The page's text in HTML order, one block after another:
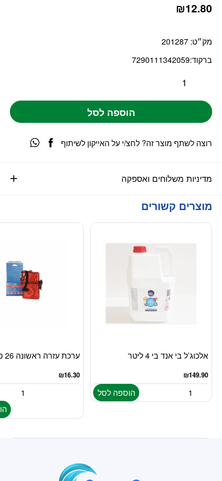
₪12.80
מק״ט: 201287
ברקוד:7290111342059
הוספה לסל
מדיניות משלוחים ואספקה
רוצה לשתף מוצר זה? לחצ/י על האייקון לשיתוף
מוצרים קשורים
אלכוג’ל בי אנד בי 4 ליטר
₪149.90
הוספה לסל
ערכת עזרה ראשונה 26 פריטים
₪16.30